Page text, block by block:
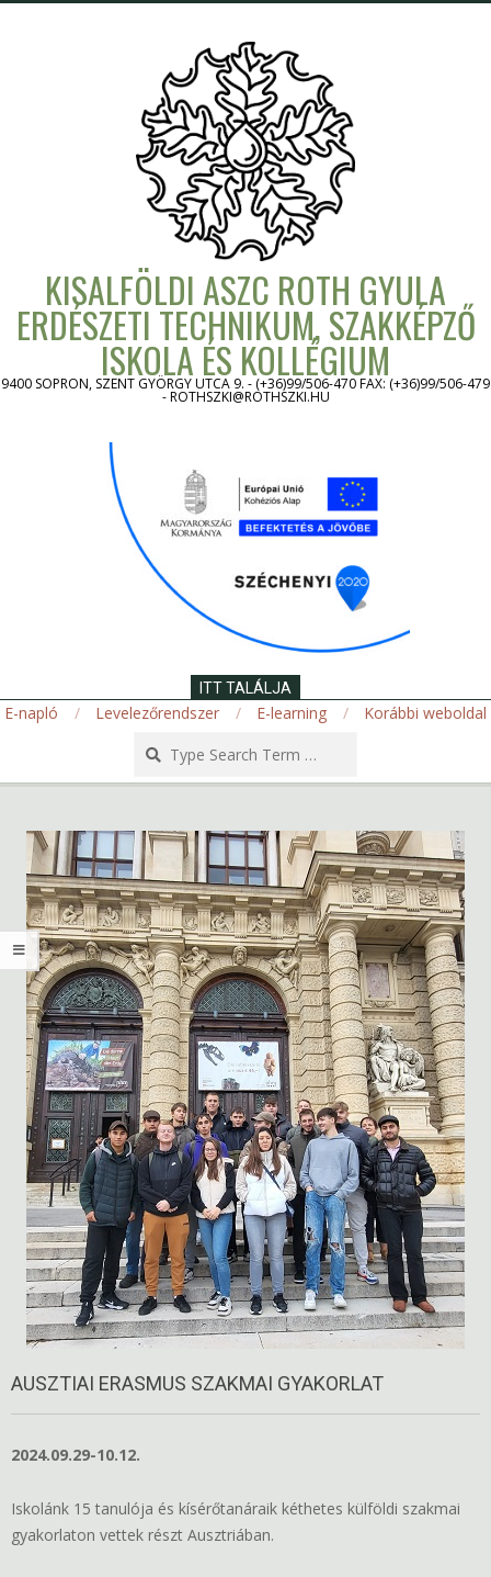
KISALFÖLDI ASZC ROTH GYULA
ERDÉSZETI TECHNIKUM, SZAKKÉPZŐ
ISKOLA ÉS KOLLÉGIUM
9400 SOPRON, SZENT GYÖRGY UTCA 9. - (+36)99/506-470 FAX: (+36)99/506-479
- ROTHSZKI@ROTHSZKI.HU
ITT TALÁLJA
E-napló Levelezőrendszer E-learning
Korábbi weboldal
Menu
AUSZTIAI ERASMUS SZAKMAI GYAKORLAT
2024.09.29-10.12.
Iskolánk 15 tanulója és kísérőtanáraik kéthetes külföldi szakmai
gyakorlaton vettek részt Ausztriában.